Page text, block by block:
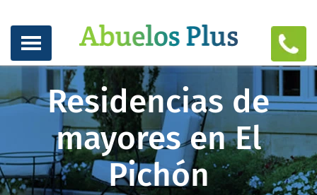
Residencias de
mayores en El
Pichón